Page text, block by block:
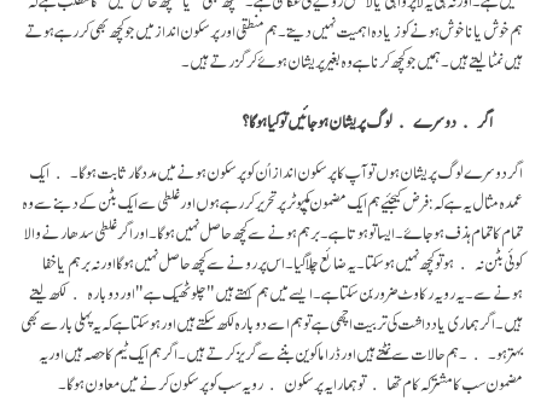
ہم خوش یا ناخوش ہونے کو زیادہ اہمیت نہیں دیتے۔ ہم منطقی اور پر سکون انداز میں جو کچھ بھی کر رہے ہوتے
ہیں نمٹا لیتے ہیں۔ ہمیں جو کچھ کرنا ہے وہ بغیر پریشان ہوۓ کر گزرتے ہیں۔
اگر دوسرے لوگ پریشان ہوجائیں تو کیا ہو گا؟
اگر دوسرے لوگ پریشان ہوں تو آپ کا پرسکون انداز اُن کو پرسکون ہونے میں مددگار ثابت ہو گا۔ ایک
عمدہ مثال یہ ہے کہ: فرض کیجئیے ہم ایک مضمون کمپیوٹر پر تحریر کر رہے ہوں اور غلطی سے ایک بٹن کے دبنے سے وہ
تمام کا تمام ہذف ہو جاۓ۔ ایسا تو ہوتا ہے۔ برہم ہونے سے کچھ حاصل نہیں ہو گا۔ اور اگر غلطی سدھارنے والا
کوئی بٹن نہ ہو تو کچھ نہیں ہو سکتا۔ یہ ضائع چلا گیا۔ اس پر رونے سے کچھ حاصل نہیں ہو گا اور نہ برہم یا خفا
ہونے سے۔ یہ رویہ رکاوٹ ضرور بن سکتا ہے۔ ایسے میں ہم کہتے ہیں "چلو ٹھیک ہے" اور دوبارہ لکھ لیتے
ہیں۔ اگر ہماری یاد داشت کی تربیت اچھی ہے تو ہم اسے دوبارہ لکھ سکتے ہیں اور ہو سکتا ہے کہ یہ پہلی بار سے بھی
بہتر ہو۔ ۔ ہم حالات سے نمٹتے ہیں اور ڈراما کوین بننے سے گریز کرتے ہیں۔ اگر ہم ایک ٹیم کا حصہ ہیں اور یہ
مضمون سب کا مشترکہ کام تھا تو ہمارا یہ پرسکون رویہ سب کو پرسکون کرنے میں معاون ہو گا۔